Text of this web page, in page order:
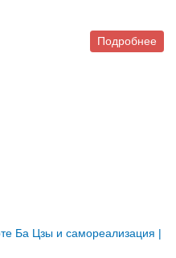
Подробнее
Ба Цзы и самореализация |